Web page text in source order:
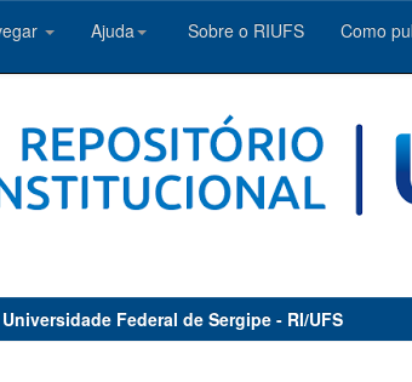
Ajuda Sobre o RIUFS Como
Federal de Sergipe - RI/UFS